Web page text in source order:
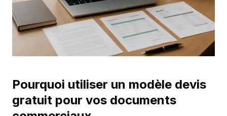
Pourquoi utiliser un modèle devis
gratuit pour vos documents